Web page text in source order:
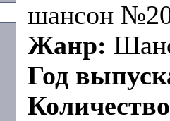
шансон
Жанр:
Год